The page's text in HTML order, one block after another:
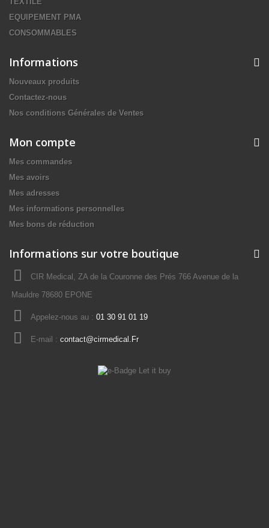
EQUIPEMENT PMA
CONSOMMABLES
Informations
Nouveaux produits
Contactez-nous
Nos conditions Générales de Ventes
Mon compte
Mes commandes
Mes avoirs
Mes adresses
Mes informations personnelles
Mes bons de réduction
Informations sur votre boutique
CIR Medical, ZA de la Couronne des Prés 766 Avenue de la
Mauldre 78680 EPONE
Appelez-nous au : 01 30 91 01 19
E-mail : contact@cirmedical.Fr